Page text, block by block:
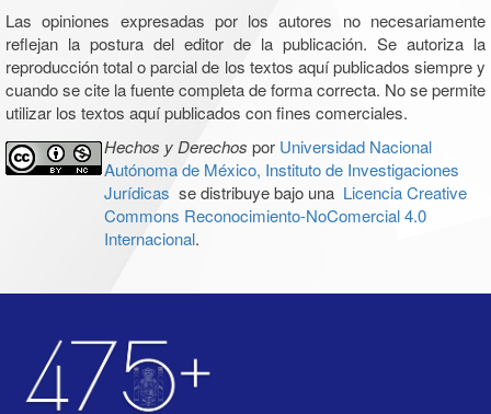
Las opiniones expresadas por los autores no necesariamente
reflejan la postura del editor de la publicación. Se autoriza la
reproducción total o parcial de los textos aquí publicados siempre y
cuando se cite la fuente completa de forma correcta. No se permite
utilizar los textos aquí publicados con fines comerciales.
Hechos y Derechos por Universidad Nacional
Autónoma de México, Instituto de Investigaciones
Jurídicas se distribuye bajo una Licencia Creative
Commons Reconocimiento-NoComercial 4.0
Internacional.